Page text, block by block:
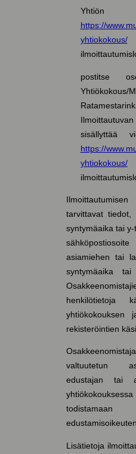
https://
yhtiokokous/
postitse
sisällyttää
https://
yhtiokokous/
tarvittavat tiedot,
syntymäaika tai
asiamiehen tai
syntymäaika
henkilötietoja
yhtiökokouksen
rekisteröintien
valtuutetun
edustajan tai
todistamaan
Lisätietoja